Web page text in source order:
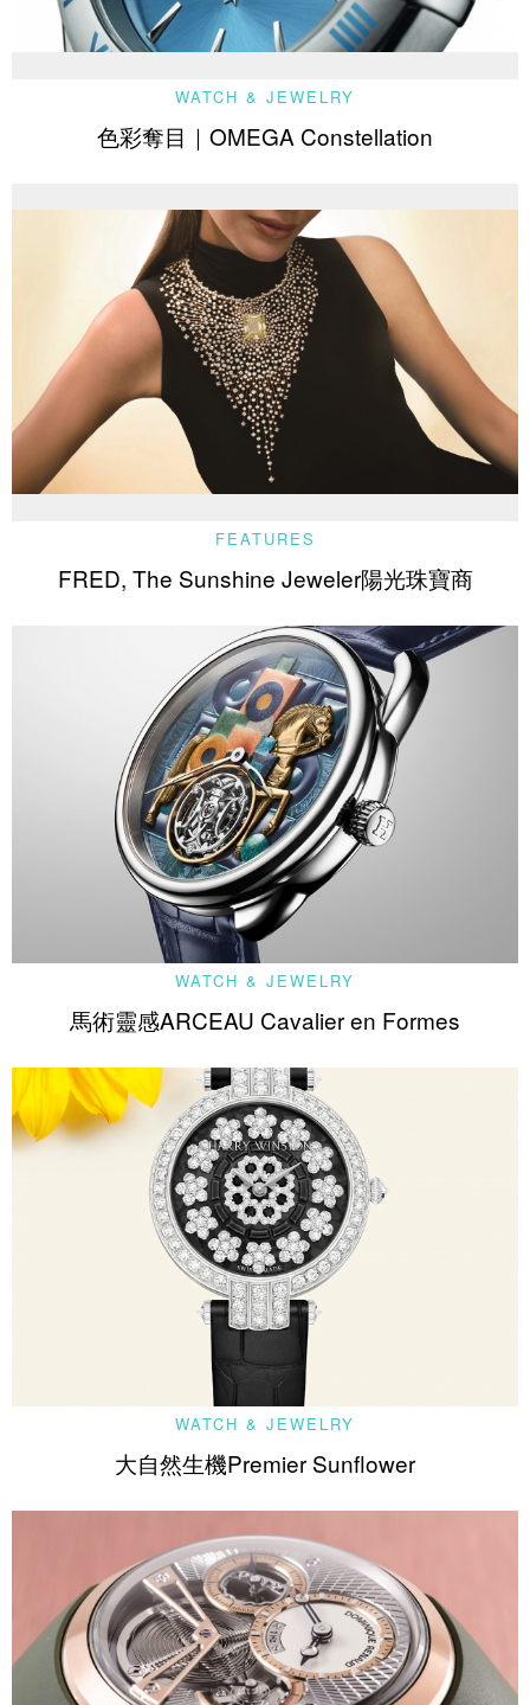
WATCH & JEWELRY
色彩奪目｜OMEGA Constellation
FEATURES
FRED, The Sunshine Jeweler陽光珠寶商
WATCH & JEWELRY
馬術靈感ARCEAU Cavalier en Formes
WATCH & JEWELRY
大自然生機Premier Sunflower